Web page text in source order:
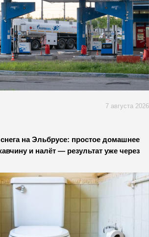
7 августа 2026
на Эльбрусе: простое домашнее
и налёт — результат уже через